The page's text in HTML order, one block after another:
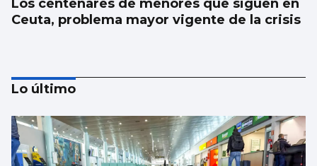
Los centenares de menores que siguen en
Ceuta, problema mayor vigente de la crisis
Lo último